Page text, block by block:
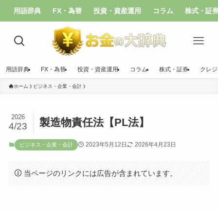
用語辞典 FX・為替 投資・資産運用 コラム 株式・証
用語辞典 FX・為替 投資・資産運用 コラム 株式・証券 クレ
ホーム ビジネス・企業・会計
製造物責任法【PL法】
2026
4/23
ビジネス・企業・会計 2023年5月12日 2026年4月23日
当ページのリンクには広告が含まれています。